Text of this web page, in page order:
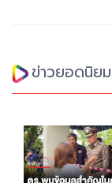
ข่าวยอดนิยม